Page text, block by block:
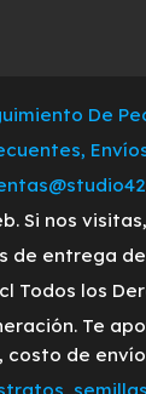
De
Si nos
entrega
Todos los
Te
de